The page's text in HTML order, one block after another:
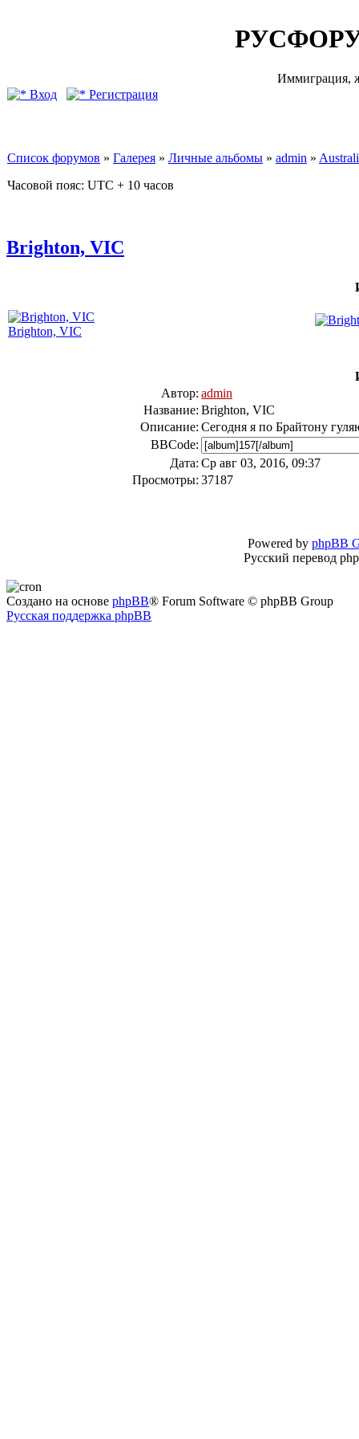
Иммиграция,
Вход
Регистрация
Список форумов » Галерея » Личные альбомы » admin »
Часовой пояс: UTC + 10 часов
Brighton, VIC
Brighton, VIC
Автор: admin
Название: Brighton, VIC
Описание: Сегодня я по Брайтону
BBCode:
Дата: Ср авг 03, 2016, 09:37
Просмотры: 37187
Powered by phpBB
Русский перевод
Создано на основе phpBB® Forum Software © phpBB Group
Русская поддержка phpBB